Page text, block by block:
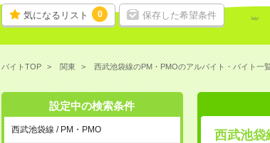
気になるリスト 0 保存した希望条件
バイトTOP 関東 西武池袋線のPM・PMOのアルバイト・バイト一
設定中の検索条件
西武池袋線 / PM・PMO 西武池袋